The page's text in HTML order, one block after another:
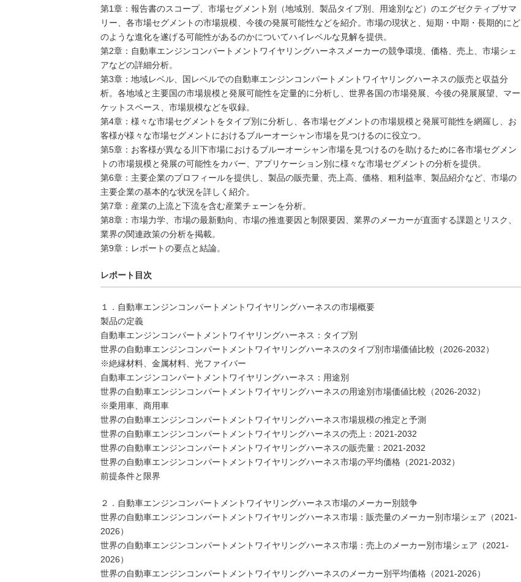
第1章：報告書のスコープ、市場セグメント別（地域別、製品タイプ別、用途別など）のエグゼクティブサマ
リー、各市場セグメントの市場規模、今後の発展可能性などを紹介。市場の現状と、短期・中期・長期的にど
のような進化を遂げる可能性があるのかについてハイレベルな見解を提供。
第2章：自動車エンジンコンパートメントワイヤリングハーネスメーカーの競争環境、価格、売上、市場シェ
アなどの詳細分析。
第3章：地域レベル、国レベルでの自動車エンジンコンパートメントワイヤリングハーネスの販売と収益分
析。各地域と主要国の市場規模と発展可能性を定量的に分析し、世界各国の市場発展、今後の発展展望、マー
ケットスペース、市場規模などを収録。
第4章：様々な市場セグメントをタイプ別に分析し、各市場セグメントの市場規模と発展可能性を網羅し、お
客様が様々な市場セグメントにおけるブルーオーシャン市場を見つけるのに役立つ。
第5章：お客様が異なる川下市場におけるブルーオーシャン市場を見つけるのを助けるために各市場セグメン
トの市場規模と発展の可能性をカバー、アプリケーション別に様々な市場セグメントの分析を提供。
第6章：主要企業のプロフィールを提供し、製品の販売量、売上高、価格、粗利益率、製品紹介など、市場の
主要企業の基本的な状況を詳しく紹介。
第7章：産業の上流と下流を含む産業チェーンを分析。
第8章：市場力学、市場の最新動向、市場の推進要因と制限要因、業界のメーカーが直面する課題とリスク、
業界の関連政策の分析を掲載。
第9章：レポートの要点と結論。
レポート目次
１．自動車エンジンコンパートメントワイヤリングハーネスの市場概要
製品の定義
自動車エンジンコンパートメントワイヤリングハーネス：タイプ別
世界の自動車エンジンコンパートメントワイヤリングハーネスのタイプ別市場価値比較（2026-2032）
※絶縁材料、金属材料、光ファイバー
自動車エンジンコンパートメントワイヤリングハーネス：用途別
世界の自動車エンジンコンパートメントワイヤリングハーネスの用途別市場価値比較（2026-2032）
※乗用車、商用車
世界の自動車エンジンコンパートメントワイヤリングハーネス市場規模の推定と予測
世界の自動車エンジンコンパートメントワイヤリングハーネスの売上：2021-2032
世界の自動車エンジンコンパートメントワイヤリングハーネスの販売量：2021-2032
世界の自動車エンジンコンパートメントワイヤリングハーネス市場の平均価格（2021-2032）
前提条件と限界
２．自動車エンジンコンパートメントワイヤリングハーネス市場のメーカー別競争
世界の自動車エンジンコンパートメントワイヤリングハーネス市場：販売量のメーカー別市場シェア（2021-
2026）
世界の自動車エンジンコンパートメントワイヤリングハーネス市場：売上のメーカー別市場シェア（2021-
2026）
世界の自動車エンジンコンパートメントワイヤリングハーネスのメーカー別平均価格（2021-2026）